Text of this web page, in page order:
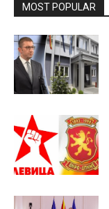
MOST POPULAR